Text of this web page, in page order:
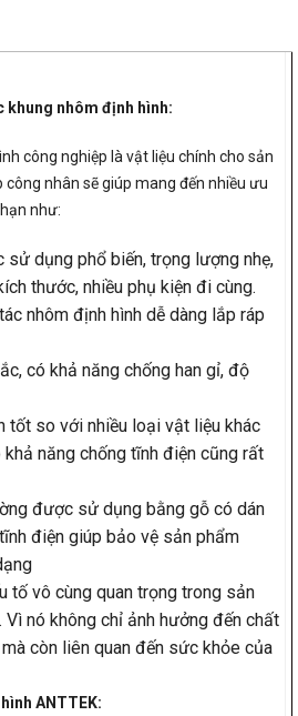
khung nhôm định hình:
công nghiệp là vật liệu chính cho sản
nhân sẽ giúp mang đến nhiều ưu
như:
sử dụng phổ biến, trọng lượng nhẹ,
thước, nhiều phụ kiện đi cùng.
nhôm định hình dễ dàng lắp ráp
có khả năng chống han gỉ, độ
tốt so với nhiều loại vật liệu khác
năng chống tĩnh điện cũng rất
được sử dụng bằng gỗ có dán
điện giúp bảo vệ sản phẩm
tố vô cùng quan trọng trong sản
nó không chỉ ảnh hưởng đến chất
còn liên quan đến sức khỏe của
ANTTEK: